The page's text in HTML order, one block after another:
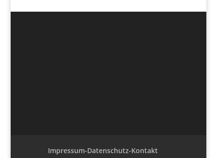
Impressum-Datenschutz-Kontakt